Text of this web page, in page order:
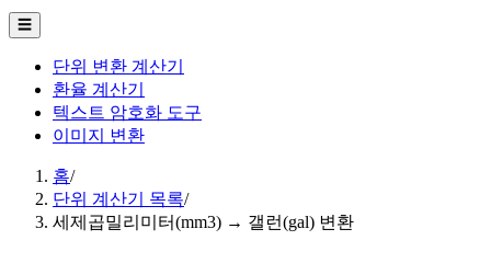
☰
단위 변환 계산기
환율 계산기
텍스트 암호화 도구
이미지 변환
홈/
단위 계산기 목록/
세제곱밀리미터(mm3) → 갤런(gal) 변환